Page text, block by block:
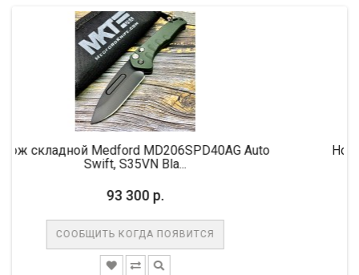
Auto
ПОЯВИТСЯ
Нож складной MicroTech